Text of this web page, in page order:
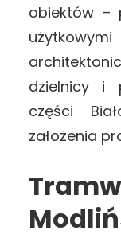
obiektów –
dzielnicy i
części
założenia